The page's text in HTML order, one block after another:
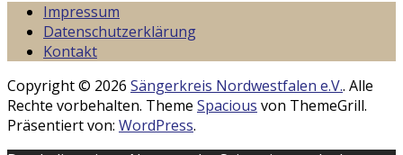
Impressum
Datenschutzerklärung
Kontakt
Copyright © 2026 Sängerkreis Nordwestfalen e.V.. Alle
Rechte vorbehalten. Theme Spacious von ThemeGrill.
Präsentiert von: WordPress.